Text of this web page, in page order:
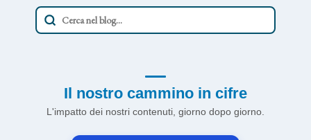
Il nostro cammino in cifre
L'impatto dei nostri contenuti, giorno dopo giorno.